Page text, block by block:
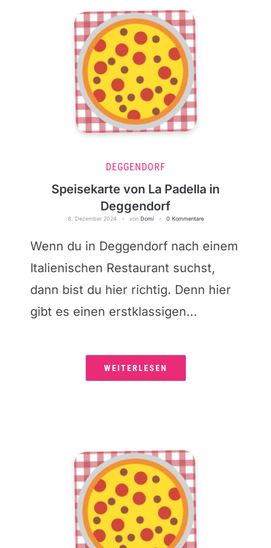
DEGGENDORF
Speisekarte von La Padella in
Deggendorf
8. Dezember 2024 von Domi 0 Kommentare
Wenn du in Deggendorf nach einem
Italienischen Restaurant suchst,
dann bist du hier richtig. Denn hier
gibt es einen erstklassigen...
WEITERLESEN